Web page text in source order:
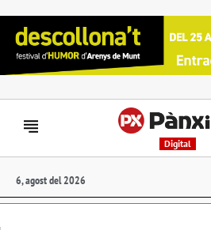
Digital
6, agost del 2026